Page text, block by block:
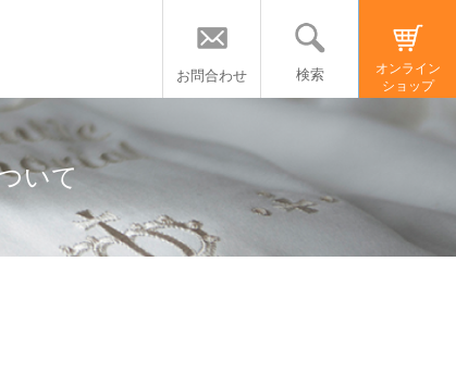
お問合わせ
検索
オンライン
ショップ
いて